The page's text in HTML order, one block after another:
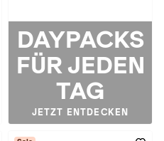
DAYPACKS
FÜR JEDEN
TAG
JETZT ENTDECKEN